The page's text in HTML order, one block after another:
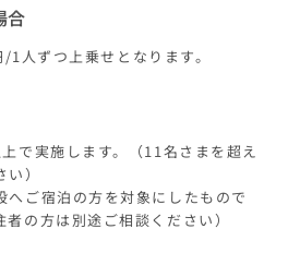
合
1人ずつ上乗せとなります。
で実施します。（11名さまを超え
）
へご宿泊の方を対象にしたもので
の方は別途ご相談ください）